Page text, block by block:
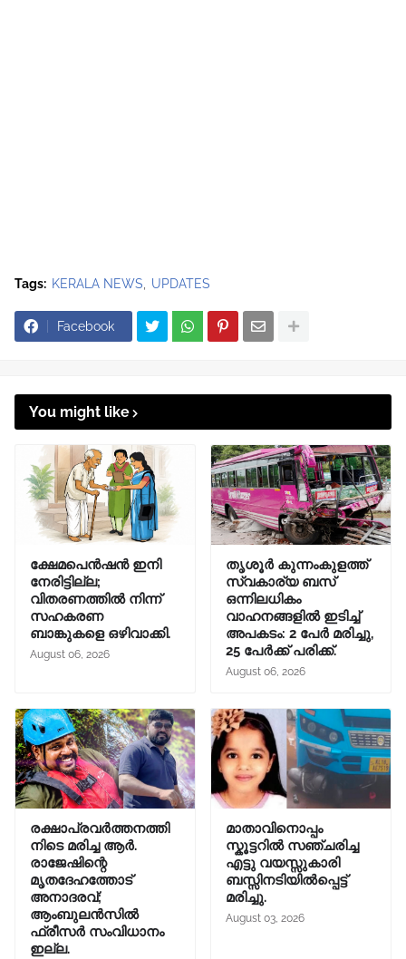
Tags: KERALA NEWS UPDATES
Facebook
You might like
ക്ഷേമപെൻഷൻ ഇനി
നേരിട്ടില്ല;
വിതരണത്തിൽ നിന്ന്
സഹകരണ
ബാങ്കുകളെ ഒഴിവാക്കി.
August 06, 2026
തൃശൂർ കുന്നംകുളത്ത്
സ്വകാര്യ ബസ്
ഒന്നിലധികം
വാഹനങ്ങളിൽ ഇടിച്ച്
അപകടം: 2 പേർ മരിച്ചു,
25 പേർക്ക് പരിക്ക്.
August 06, 2026
രക്ഷാപ്രവർത്തനത്തി
നിടെ മരിച്ച ആർ.
രാജേഷിന്റെ
മൃതദേഹത്തോട്
അനാദരവ്;
ആംബുലൻസിൽ
ഫ്രീസർ സംവിധാനം
ഇല്ല.
മാതാവിനൊപ്പം
സ്കൂട്ടറിൽ സഞ്ചരിച്ച
എട്ടു വയസ്സുകാരി
ബസ്സിനടിയിൽപ്പെട്ട്
മരിച്ചു.
August 03, 2026